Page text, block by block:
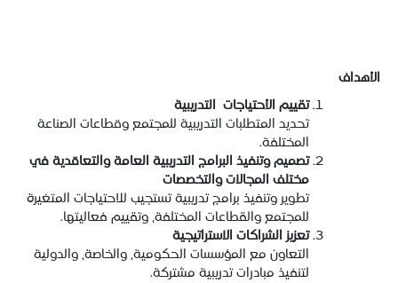
الأهداف
تقييم الأحتياجات
التدريبية
تحديد المتطلبات التدريبية للمجتمع وقطاعات الصناعة
المختلفة.
تصميم وتنفيذ البرامج التدريبية العامة والتعاقدية في
مختلف المجالات والتخصصات
تطوير وتنفيذ برامج تدريبية تستجيب للاحتياجات المتغيرة
للمجتمع والقطاعات المختلفة، وتقييم فعاليتها.
تعزيز الشراكات الاستراتيجية
التعاون مع المؤسسات الحكومية، والخاصة، والدولية
لتنفيذ مبادرات تدريبية مشتركة.